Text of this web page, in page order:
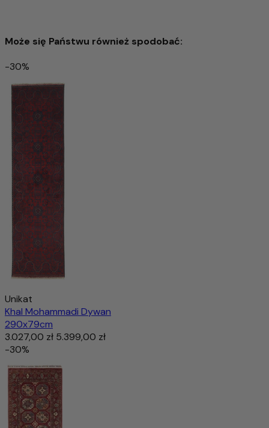
Kazak Dywan 250x76cm - Dywan orientalny
3.948,00 zł 9.105,00 zł
Dodaj do koszyka
Może się Państwu również spodobać:
-30%
Unikat
Khal Mohammadi Dywan
290x79cm
3.027,00 zł 5.399,00 zł
-30%